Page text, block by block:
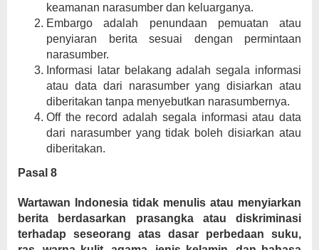
keamanan narasumber dan keluarganya.
Embargo adalah penundaan pemuatan atau
penyiaran berita sesuai dengan permintaan
narasumber.
Informasi latar belakang adalah segala informasi
atau data dari narasumber yang disiarkan atau
diberitakan tanpa menyebutkan narasumbernya.
Off the record adalah segala informasi atau data
dari narasumber yang tidak boleh disiarkan atau
diberitakan.
Pasal 8
Wartawan Indonesia tidak menulis atau menyiarkan
berita berdasarkan prasangka atau diskriminasi
terhadap seseorang atas dasar perbedaan suku,